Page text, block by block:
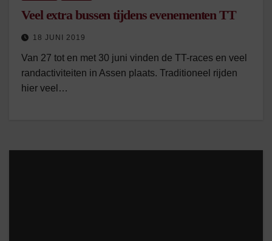
Veel extra bussen tijdens evenementen TT
18 JUNI 2019
Van 27 tot en met 30 juni vinden de TT-races en veel
randactiviteiten in Assen plaats. Traditioneel rijden
hier veel…